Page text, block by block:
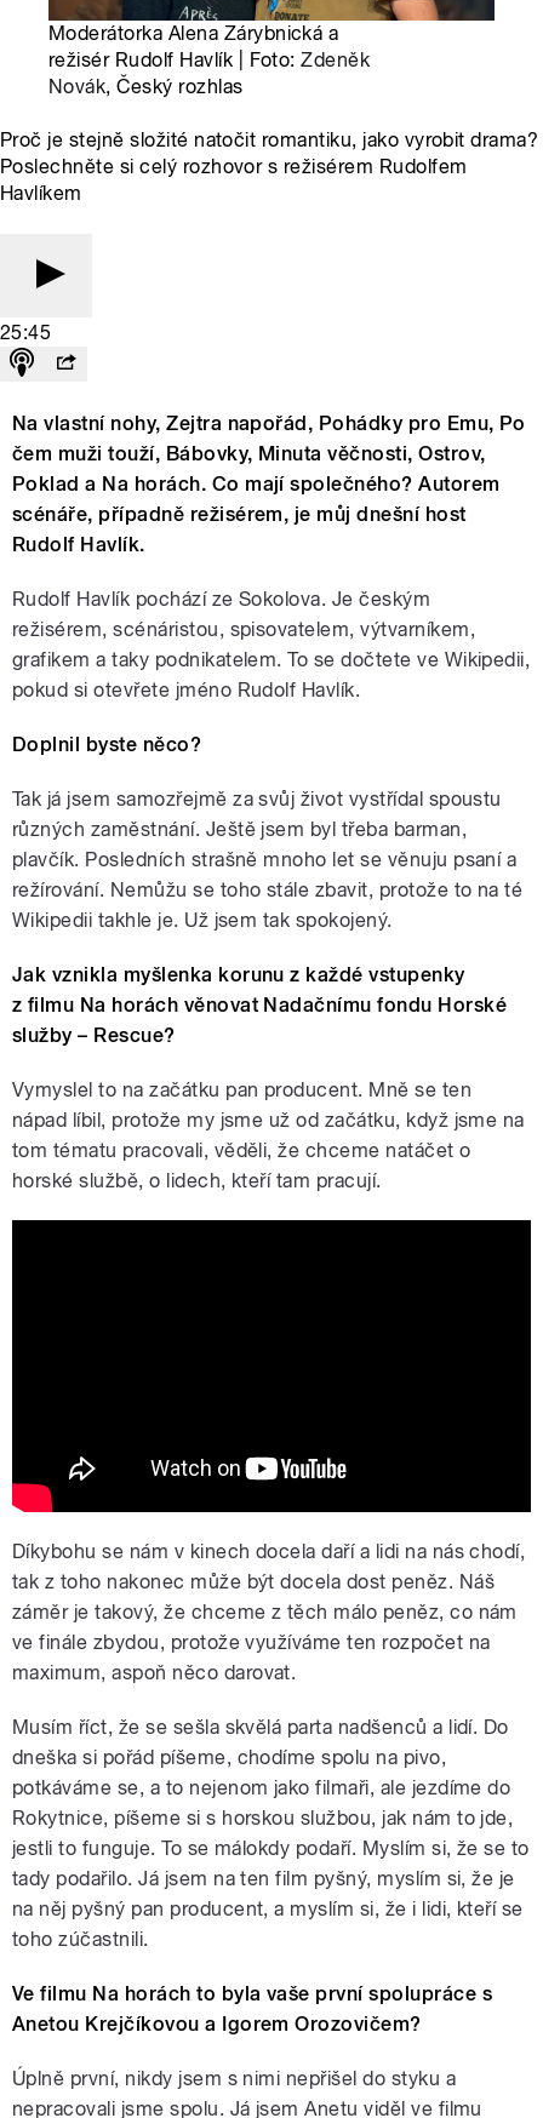
Moderátorka Alena Zárybnická a
režisér Rudolf Havlík | Foto:Zdeněk
Novák, Český rozhlas
Proč je stejně složité natočit romantiku, jako vyrobit drama?
Poslechněte si celý rozhovor s režisérem Rudolfem
Havlíkem
25:45
Na vlastní nohy, Zejtra napořád, Pohádky pro Emu, Po
čem muži touží, Bábovky, Minuta věčnosti, Ostrov,
Poklad a Na horách. Co mají společného? Autorem
scénáře, případně režisérem, je můj dnešní host
Rudolf Havlík.
Rudolf Havlík pochází ze Sokolova. Je českým
režisérem, scénáristou, spisovatelem, výtvarníkem,
grafikem a taky podnikatelem. To se dočtete ve Wikipedii,
pokud si otevřete jméno Rudolf Havlík.
Doplnil byste něco?
Tak já jsem samozřejmě za svůj život vystřídal spoustu
různých zaměstnání. Ještě jsem byl třeba barman,
plavčík. Posledních strašně mnoho let se věnuju psaní a
režírování. Nemůžu se toho stále zbavit, protože to na té
Wikipedii takhle je. Už jsem tak spokojený.
Jak vznikla myšlenka korunu z každé vstupenky
z filmu Na horách věnovat Nadačnímu fondu Horské
služby – Rescue?
Vymyslel to na začátku pan producent. Mně se ten
nápad líbil, protože my jsme už od začátku, když jsme na
tom tématu pracovali, věděli, že chceme natáčet o
horské službě, o lidech, kteří tam pracují.
Díkybohu se nám v kinech docela daří a lidi na nás chodí,
tak z toho nakonec může být docela dost peněz. Náš
záměr je takový, že chceme z těch málo peněz, co nám
ve finále zbydou, protože využíváme ten rozpočet na
maximum, aspoň něco darovat.
Musím říct, že se sešla skvělá parta nadšenců a lidí. Do
dneška si pořád píšeme, chodíme spolu na pivo,
potkáváme se, a to nejenom jako filmaři, ale jezdíme do
Rokytnice, píšeme si s horskou službou, jak nám to jde,
jestli to funguje. To se málokdy podaří. Myslím si, že se to
tady podařilo. Já jsem na ten film pyšný, myslím si, že je
na něj pyšný pan producent, a myslím si, že i lidi, kteří se
toho zúčastnili.
Ve filmu Na horách to byla vaše první spolupráce s
Anetou Krejčíkovou a Igorem Orozovičem?
Úplně první, nikdy jsem s nimi nepřišel do styku a
nepracovali jsme spolu. Já jsem Anetu viděl ve filmu